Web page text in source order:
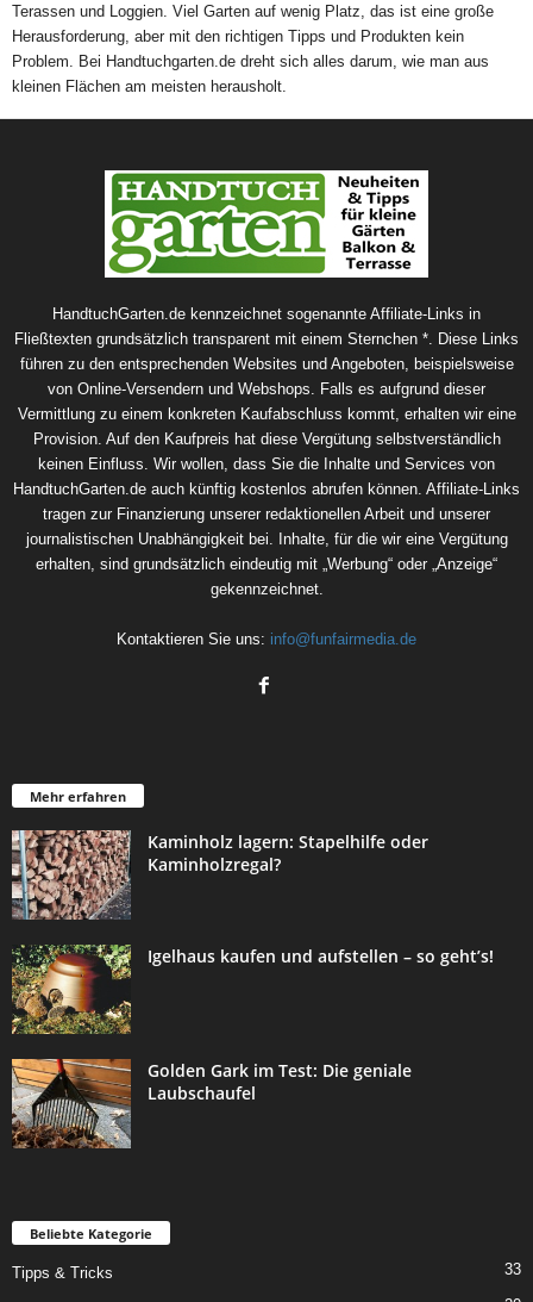
Terassen und Loggien. Viel Garten auf wenig Platz, das ist eine große
Herausforderung, aber mit den richtigen Tipps und Produkten kein
Problem. Bei Handtuchgarten.de dreht sich alles darum, wie man aus
kleinen Flächen am meisten herausholt.
HandtuchGarten.de kennzeichnet sogenannte Affiliate-Links in
Fließtexten grundsätzlich transparent mit einem Sternchen *. Diese Links
führen zu den entsprechenden Websites und Angeboten, beispielsweise
von Online-Versendern und Webshops. Falls es aufgrund dieser
Vermittlung zu einem konkreten Kaufabschluss kommt, erhalten wir eine
Provision. Auf den Kaufpreis hat diese Vergütung selbstverständlich
keinen Einfluss. Wir wollen, dass Sie die Inhalte und Services von
HandtuchGarten.de auch künftig kostenlos abrufen können. Affiliate-Links
tragen zur Finanzierung unserer redaktionellen Arbeit und unserer
journalistischen Unabhängigkeit bei. Inhalte, für die wir eine Vergütung
erhalten, sind grundsätzlich eindeutig mit „Werbung“ oder „Anzeige“
gekennzeichnet.
Kontaktieren Sie uns: info@funfairmedia.de
Mehr erfahren
Kaminholz lagern: Stapelhilfe oder
Kaminholzregal?
Igelhaus kaufen und aufstellen – so geht’s!
Golden Gark im Test: Die geniale
Laubschaufel
Beliebte Kategorie
Tipps & Tricks 33